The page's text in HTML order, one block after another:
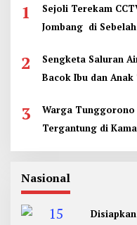
1
Sejoli Terekam
Jombang di
2
Sengketa Saluran
Bacok Ibu dan
3
Warga Tunggorono
Tergantung di
Nasional